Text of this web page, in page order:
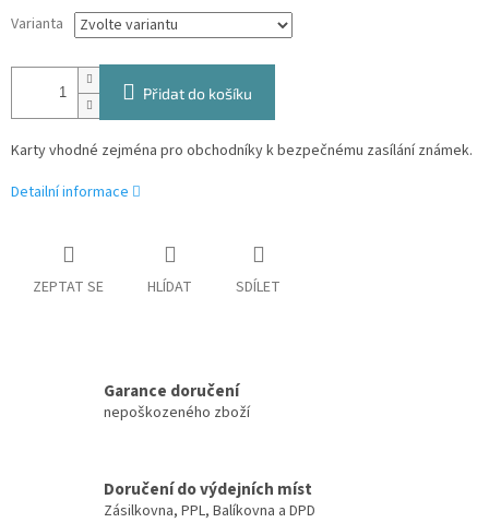
Varianta
Přidat do košíku
Karty vhodné zejména pro obchodníky k bezpečnému zasílání známek.
Detailní informace
ZEPTAT SE HLÍDAT SDÍLET
Garance doručení
nepoškozeného zboží
Doručení do výdejních míst
Zásilkovna, PPL, Balíkovna a DPD